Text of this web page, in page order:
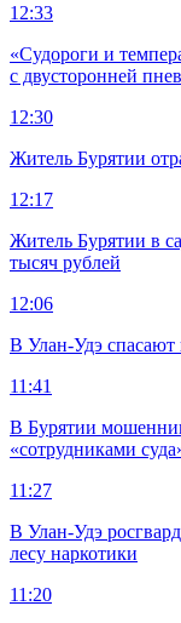
12:33
«Судороги и
с двусторонней
12:30
Житель Бурятии
12:17
Житель Бурятии в
тысяч рублей
12:06
В Улан-Удэ
11:41
В Бурятии
«сотрудниками
11:27
В Улан-Удэ
лесу наркотики
11:20